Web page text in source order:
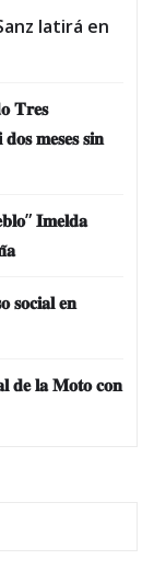
latirá en
𝐓𝐫𝐞𝐬
𝐝𝐨𝐬 𝐦𝐞𝐬𝐞𝐬 𝐬𝐢𝐧
𝐈𝐦𝐞𝐥𝐝𝐚
𝐞𝐧
𝐝𝐞 𝐥𝐚 𝐌𝐨𝐭𝐨 𝐜𝐨𝐧